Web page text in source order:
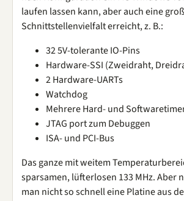
laufen lassen kann, aber auch eine
Schnittstellenvielfalt erreicht, z. B.:
32 5V-tolerante IO-Pins
Hardware-SSI (Zweidraht,
2 Hardware-UARTs
Watchdog
Mehrere Hard- und
JTAG port zum Debuggen
ISA- und PCI-Bus
Das ganze mit weitem
sparsamen, lüfterlosen 133 MHz. Aber
man nicht so schnell eine Platine aus